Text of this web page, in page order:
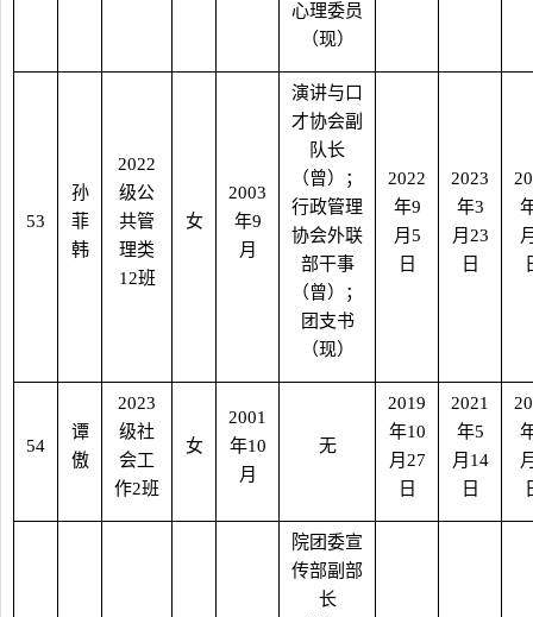
心理委员
（现）
53
孙
菲
韩
2022
级公
共管
理类
12班
女
2003
年9
月
演讲与口
才协会副
队长
（曾）；
行政管理
协会外联
部干事
（曾）；
团支书
（现）
2022
年9
月5
日
2023
年3
月 23
日
54
谭
傲
2023
级社
会工
作2班
女
2001
年10
月
无
2019
年10
月 27
日
2021
年5
月 14
日
院团委宣
传部副部
长